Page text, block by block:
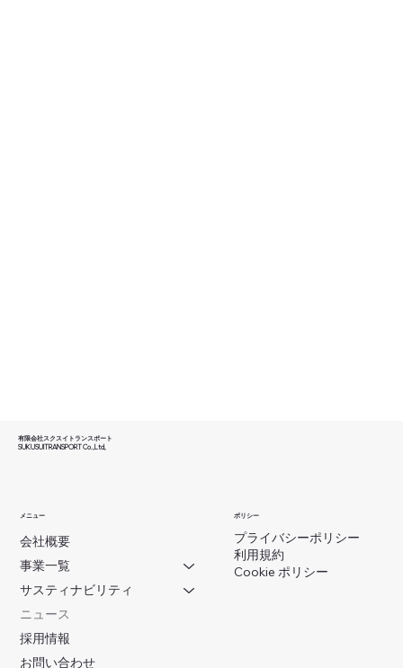
会社概要
事業一覧
サスティナビリティ
ニュース
採用情報
お問い合わせ
メニュー
プライバシーポリシー
利用規約
Cookie ポリシー
ポリシー
​有限会社スクスイトランスポート
SUKUSUITRANSPORT Co.,Ltd,